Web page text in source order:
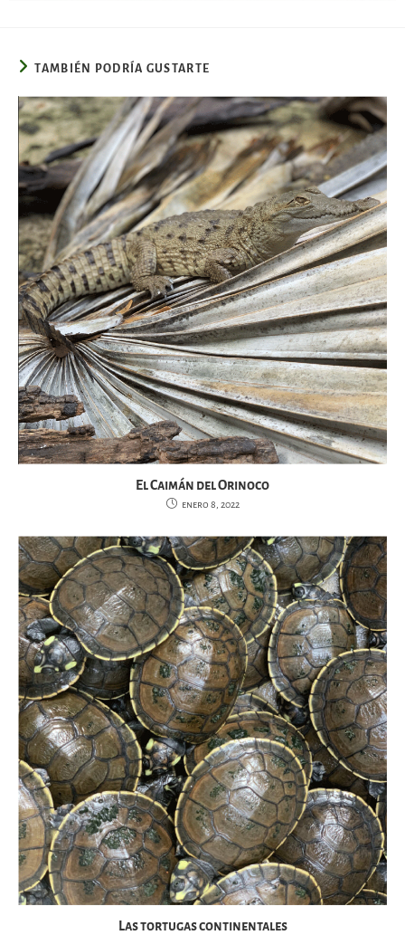
TAMBIÉN PODRÍA GUSTARTE
El Caimán del Orinoco
enero 8, 2022
Las tortugas continentales